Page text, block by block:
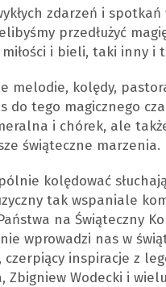
zdarzeń i
przedłużyć
miłości i bieli, taki inny i
melodie, kolędy,
do tego magicznego
i chórek, ale
świąteczne marzenia.
kolędować
tak wspaniale
na Świąteczny
wprowadzi nas w
czerpiący inspiracje z
Zbigniew Wodecki i